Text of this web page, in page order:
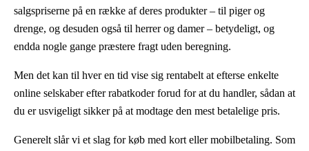
salgspriserne på en række af deres produkter – til piger og
drenge, og desuden også til herrer og damer – betydeligt, og
endda nogle gange præstere fragt uden beregning.
Men det kan til hver en tid vise sig rentabelt at efterse enkelte
online selskaber efter rabatkoder forud for at du handler, sådan at
du er usvigeligt sikker på at modtage den mest betalelige pris.
Generelt slår vi et slag for køb med kort eller mobilbetaling. Som